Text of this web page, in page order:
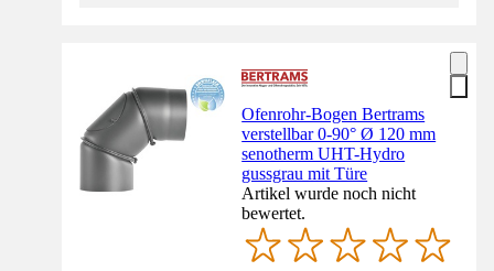
Ofenrohr-Bogen Bertrams
verstellbar 0-90° Ø 120 mm
senotherm UHT-Hydro
gussgrau mit Türe
Artikel wurde noch nicht
bewertet.